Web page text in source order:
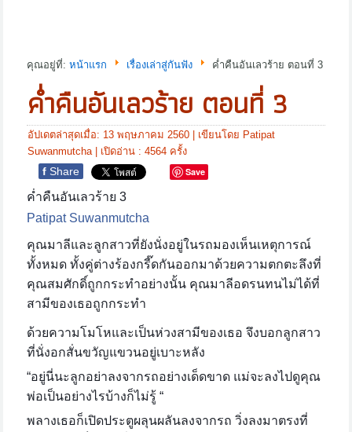
คุณอยู่ที่:หน้าแรก เรื่องเล่าสู่กันฟัง ค่ำคืนอันเลวร้าย ตอนที่ 3
ค่ำคืนอันเลวร้าย ตอนที่ 3
อัปเดตล่าสุดเมื่อ: 13 พฤษภาคม 2560 | เขียนโดย Patipat
Suwanmutcha | เปิดอ่าน : 4564 ครั้ง
f Share Save
ค่ำคืนอันเลวร้าย3
Patipat Suwanmutcha
คุณมาลีและลูกสาวที่ยังนั่งอยู่ในรถมองเห็นเหตุการณ์
ทั้งหมด ทั้งคู่ต่างร้องกรี๊ดกันออกมาด้วยความตกตะลึงที่
คุณสมศักดิ์ถูกกระทำอย่างนั้น คุณมาลีอดรนทนไม่ได้ที่
สามีของเธอถูกกระทำ
ด้วยความโมโหและเป็นห่วงสามีของเธอ จึงบอกลูกสาว
ที่นั่งอกสั่นขวัญแขวนอยู่เบาะหลัง
“อยู่นี่นะลูกอย่าลงจากรถอย่างเด็ดขาด แม่จะลงไปดูคุณ
พ่อเป็นอย่างไรบ้างก็ไม่รู้ “
พลางเธอก็เปิดประตูผลุนผลันลงจากรถ วิ่งลงมาตรงที่